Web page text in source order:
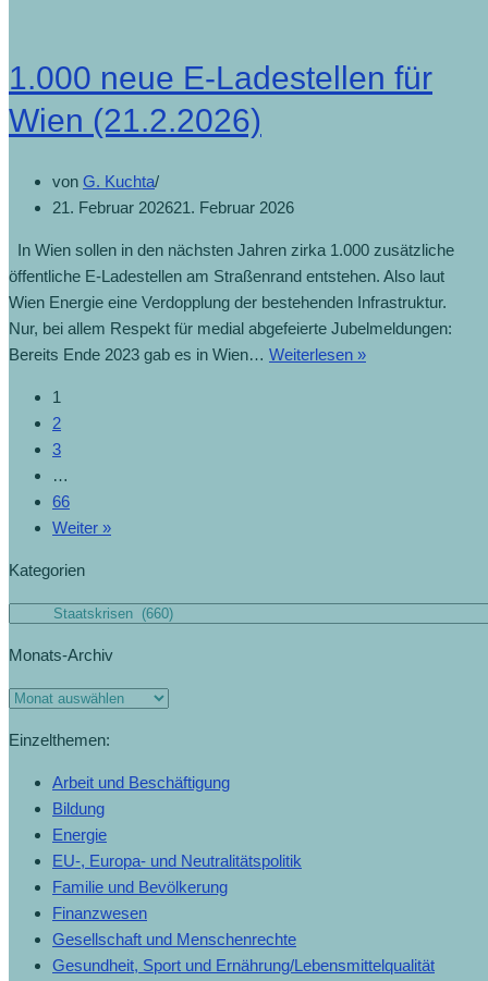
1.000 neue E-Ladestellen für
Wien (21.2.2026)
von G. Kuchta
21. Februar 202621. Februar 2026
In Wien sollen in den nächsten Jahren zirka 1.000 zusätzliche
öffentliche E-Ladestellen am Straßenrand entstehen. Also laut
Wien Energie eine Verdopplung der bestehenden Infrastruktur.
Nur, bei allem Respekt für medial abgefeierte Jubelmeldungen:
Bereits Ende 2023 gab es in Wien… Weiterlesen »
1
2
3
…
66
Weiter »
Kategorien
Monats-Archiv
Einzelthemen:
Arbeit und Beschäftigung
Bildung
Energie
EU-, Europa- und Neutralitätspolitik
Familie und Bevölkerung
Finanzwesen
Gesellschaft und Menschenrechte
Gesundheit, Sport und Ernährung/Lebensmittelqualität